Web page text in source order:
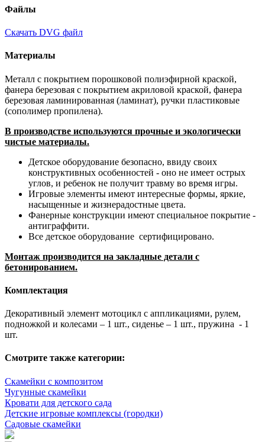
Файлы
Скачать DVG файл
Материалы
Металл с покрытием порошковой полиэфирной краской,
фанера березовая с покрытием акриловой краской, фанера
березовая ламинированная (ламинат), ручки пластиковые
(сополимер пропилена).
В производстве используются прочные и экологически
чистые материалы.
Детское оборудование безопасно, ввиду своих
конструктивных особенностей - оно не имеет острых
углов, и ребенок не получит травму во время игры.
Игровые элементы имеют интересные формы, яркие,
насыщенные и жизнерадостные цвета.
Фанерные конструкции имеют специальное покрытие -
антиграффити. ​
Все детское оборудование сертифицировано.
Монтаж производится на закладные детали с
бетонированием.
Комплектация
Декоративный элемент мотоцикл с аппликациями, рулем,
подножкой и колесами – 1 шт., сиденье – 1 шт., пружина - 1
шт.
Смотрите также категории:
Скамейки с композитом
Чугунные скамейки
Кровати для детского сада
Детские игровые комплексы (городки)
Садовые скамейки